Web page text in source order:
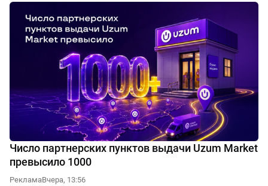
Число партнерских пунктов выдачи Uzum Market
превысило 1000
РекламаВчера, 13:56